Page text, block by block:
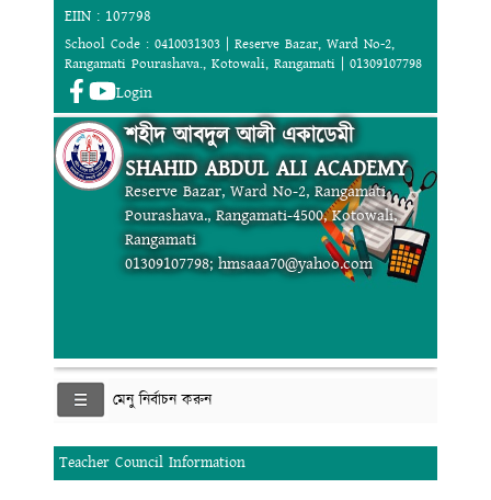
EIIN : 107798
School Code : 0410031303 | Reserve Bazar, Ward No-2,
Rangamati Pourashava., Kotowali, Rangamati | 01309107798
Login
শহীদ আবদুল আলী একাডেমী
SHAHID ABDUL ALI ACADEMY
Reserve Bazar, Ward No-2, Rangamati
Pourashava., Rangamati-4500, Kotowali,
Rangamati
01309107798; hmsaaa70@yahoo.com
মেনু নির্বাচন করুন
Teacher Council Information